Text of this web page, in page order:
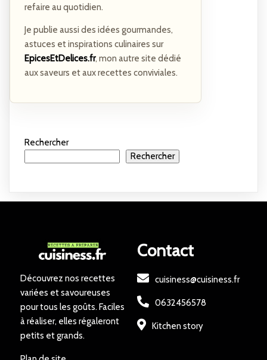
refaire au quotidien.
Je publie aussi des idées gourmandes,
astuces et inspirations culinaires sur
EpicesEtDelices.fr, mon autre site dédié
aux saveurs et aux recettes conviviales.
Rechercher
Rechercher
Découvrez nos recettes
variées et savoureuses
pour tous les goûts. Faciles
à réaliser, elles régaleront
petits et grands.
Contact
cuisiness@cuisiness.fr
0632456578
Kitchen story